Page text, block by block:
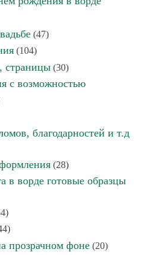
(47)
(104)
страницы (30)
с возможностью
благодарностей и т.д
(28)
в ворде готовые образцы
прозрачном фоне (20)